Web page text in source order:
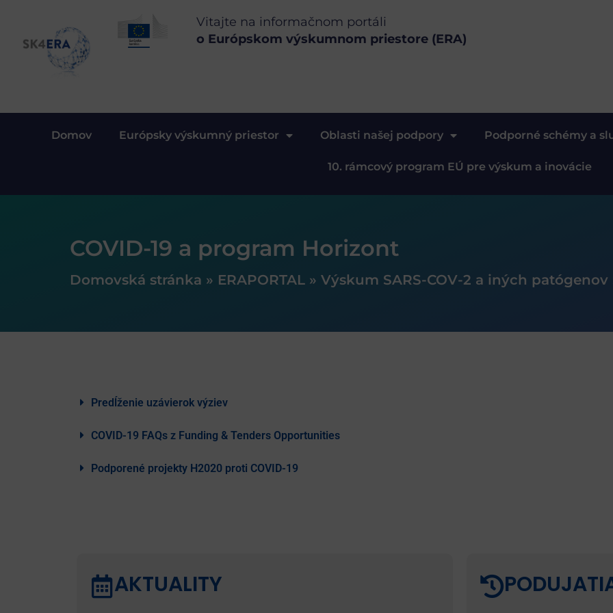
Vitajte na informačnom portáli
o Európskom výskumnom priestore (ERA)
Domov Európsky výskumný priestor Oblasti našej podpory Podporné schémy a
10. rámcový program EÚ pre výskum a inovácie
COVID-19 a program Horizont
Domovská stránka » ERAPORTAL » Výskum SARS-COV-2 a iných patógenov
Predĺženie uzávierok výziev
COVID-19 FAQs z Funding & Tenders Opportunities
Podporené projekty H2020 proti COVID-19
AKTUALITY